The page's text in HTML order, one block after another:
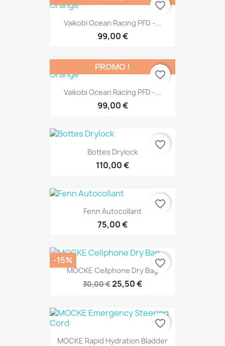
Vaikobi Ocean Racing PFD -...
99,00 €
favorite_border
Vaikobi Ocean Racing PFD -...
99,00 €
PROMO !
favorite_border
Bottes Drylock
110,00 €
favorite_border
Fenn Autocollant
75,00 €
favorite_border
MOCKE Cellphone Dry Bag
30,00 €25,50 €
-15% favorite_border
MOCKE Rapid Hydration Bladder
favorite_border